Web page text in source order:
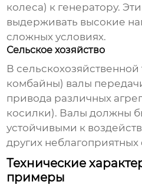
колеса) к генератору.
выдерживать высокие
сложных условиях.
Сельское хозяйство
В сельскохозяйственной
комбайны) валы
привода различных
косилки). Валы должны
устойчивыми к
других неблагоприятных
Технические
примеры